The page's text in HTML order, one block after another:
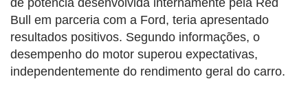
de potência desenvolvida internamente pela Red
Bull em parceria com a Ford, teria apresentado
resultados positivos. Segundo informações, o
desempenho do motor superou expectativas,
independentemente do rendimento geral do carro.